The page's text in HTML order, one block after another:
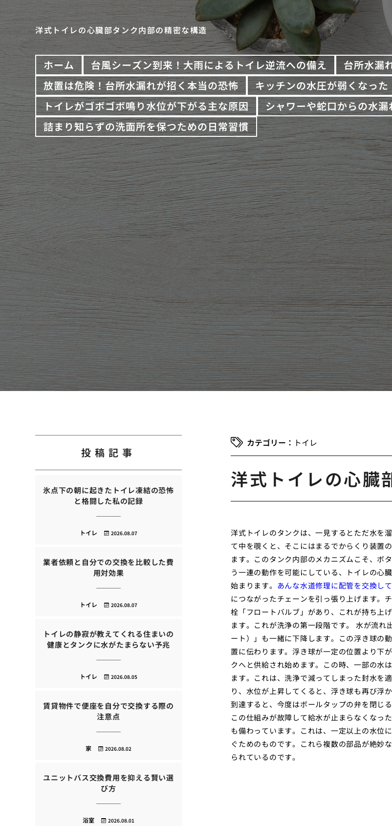
洋式トイレの心臓部タンク内部の精密な構造
ホーム 台風シーズン到来！大雨によるトイレ逆流への備え
台所水漏
放置は危険！台所水漏れが招く本当の恐怖
キッチンの水圧が弱くなっ
トイレがゴボゴボ鳴り水位が下がる主な原因
シャワーや蛇口からの水
詰まり知らずの洗面所を保つための日常習慣
トイレ
洋式トイレの心臓
洋式トイレのタンクは、一見するとただ水を
て中を覗くと、そこにはまるでからくり装置
ます。このタンク内部のメカニズムこそ、ボ
う一連の動作を可能にしている、トイレの心
始まります。 あんな水道修理に配管を交換し
につながったチェーンを引っ張り上げます。
栓「フロートバルブ」があり、これが持ち上
ます。これが洗浄の第一段階です。 水が流
ート）」も一緒に下降します。この浮き球の
置に伝わります。浮き球が一定の位置より下
クへと供給され始めます。この時、一部の水
ます。これは、洗浄で減ってしまった封水を
り、水位が上昇してくると、浮き球も再び浮
到達すると、今度はボールタップの弁を閉じ
この仕組みが故障して給水が止まらなくなっ
も備わっています。これは、一定以上の水位
ぐためのものです。これら複数の部品が絶妙
られているのです。
投稿記事
氷点下の朝に起きたトイレ凍結の恐怖
と格闘した私の記録
2026.08.07
トイレ
業者依頼と自分での交換を比較した費
用対効果
2026.08.07
トイレ
トイレの静寂が教えてくれる住まいの
健康とタンクに水がたまらない予兆
2026.08.05
トイレ
賃貸物件で便座を自分で交換する際の
注意点
2026.08.02
家
ユニットバス交換費用を抑える賢い選
び方
2026.08.01
浴室